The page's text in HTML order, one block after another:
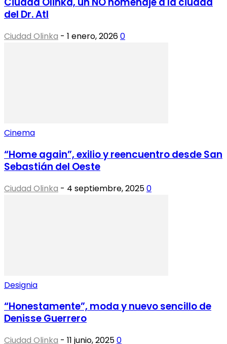
del Dr. Atl
Ciudad Olinka - 1 enero, 20260
Cinema
“Home again”, exilio y reencuentro desde San
Sebastián del Oeste
Ciudad Olinka - 4 septiembre, 20250
Designia
“Honestamente”, moda y nuevo sencillo de
Denisse Guerrero
Ciudad Olinka - 11 junio, 20250